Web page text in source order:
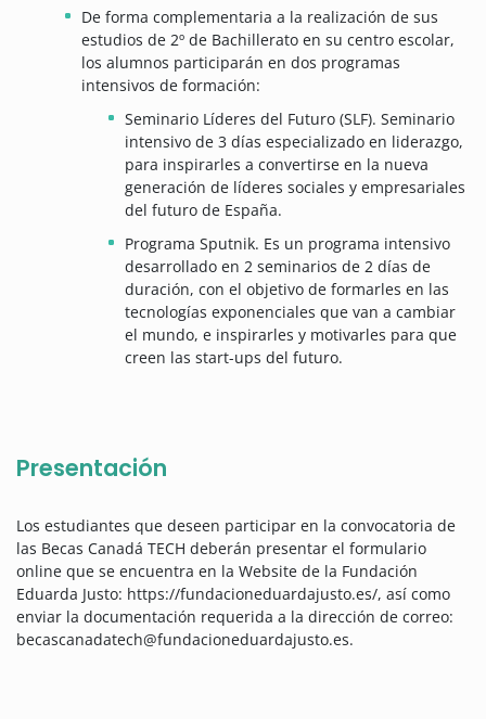
De forma complementaria a la realización de sus
estudios de 2º de Bachillerato en su centro escolar,
los alumnos participarán en dos programas
intensivos de formación:
Seminario Líderes del Futuro (SLF). Seminario
intensivo de 3 días especializado en liderazgo,
para inspirarles a convertirse en la nueva
generación de líderes sociales y empresariales
del futuro de España.
Programa Sputnik. Es un programa intensivo
desarrollado en 2 seminarios de 2 días de
duración, con el objetivo de formarles en las
tecnologías exponenciales que van a cambiar
el mundo, e inspirarles y motivarles para que
creen las start-ups del futuro.
Presentación
Los estudiantes que deseen participar en la convocatoria de
las Becas Canadá TECH deberán presentar el formulario
online que se encuentra en la Website de la Fundación
Eduarda Justo: https://fundacioneduardajusto.es/, así como
enviar la documentación requerida a la dirección de correo:
becascanadatech@fundacioneduardajusto.es.